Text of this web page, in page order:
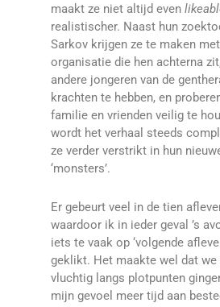
maakt ze niet altijd even
realistischer. Naast hun
Sarkov krijgen ze te maken
organisatie die hen achterna
andere jongeren van de
krachten te hebben, en
familie en vrienden veilig te
wordt het verhaal steeds
ze verder verstrikt in hun
‘monsters’.
Er gebeurt veel in de tien
waardoor ik in ieder geval ’s
iets te vaak op ‘volgende
geklikt. Het maakte wel dat
vluchtig langs plotpunten
mijn gevoel meer tijd aan